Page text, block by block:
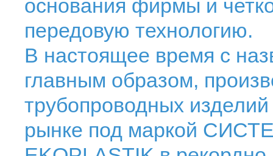
основания фирмы и
передовую технологию.
В настоящее время с
главным образом,
трубопроводных
рынке под маркой